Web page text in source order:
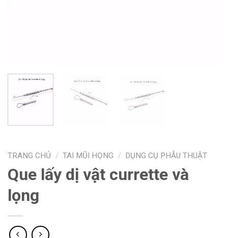
TRANG CHỦ / TAI MŨI HỌNG / DỤNG CỤ PHẪU THUẬT
Que lấy dị vật currette và
lọng